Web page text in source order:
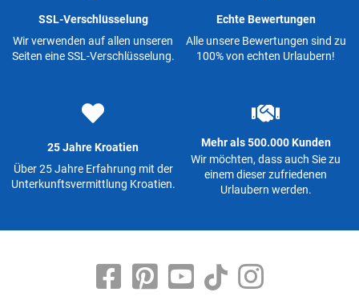
SSL-Verschlüsselung
Wir verwenden auf allen unseren
Seiten eine SSL-Verschlüsselung.
Echte Bewertungen
Alle unsere Bewertungen sind zu
100% von echten Urlaubern!
25 Jahre Kroatien
Über 25 Jahre Erfahrung mit der
Unterkunftsvermittlung Kroatien.
Mehr als 500.000 Kunden
Wir möchten, dass auch Sie zu
einem dieser zufriedenen
Urlaubern werden.